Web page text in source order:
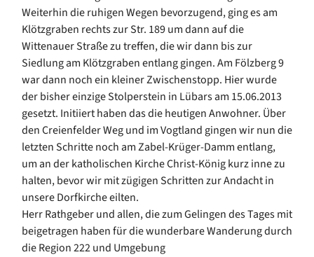
Weiterhin die ruhigen Wegen bevorzugend, ging es am
Klötzgraben rechts zur Str. 189 um dann auf die
Wittenauer Straße zu treffen, die wir dann bis zur
Siedlung am Klötzgraben entlang gingen. Am Fölzberg 9
war dann noch ein kleiner Zwischenstopp. Hier wurde
der bisher einzige Stolperstein in Lübars am 15.06.2013
gesetzt. Initiiert haben das die heutigen Anwohner. Über
den Creienfelder Weg und im Vogtland gingen wir nun die
letzten Schritte noch am Zabel-Krüger-Damm entlang,
um an der katholischen Kirche Christ-König kurz inne zu
halten, bevor wir mit zügigen Schritten zur Andacht in
unsere Dorfkirche eilten.
Herr Rathgeber und allen, die zum Gelingen des Tages mit
beigetragen haben für die wunderbare Wanderung durch
die Region 222 und Umgebung